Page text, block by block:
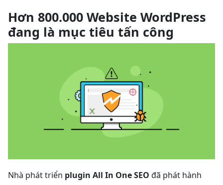
Hơn 800.000 Website WordPress
đang là mục tiêu tấn công
Nhà phát triển plugin All In One SEO đã phát hành